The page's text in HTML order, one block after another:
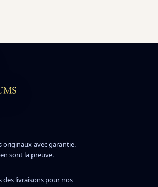
originaux avec garantie.
sont la preuve.
des livraisons pour nos